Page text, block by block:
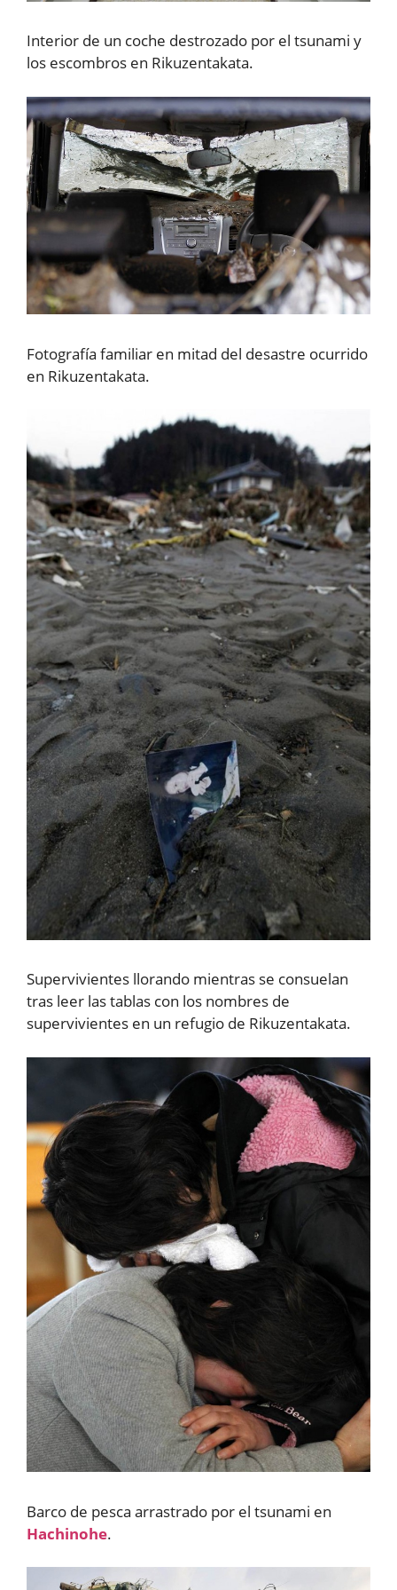
Interior de un coche destrozado por el tsunami y
los escombros en Rikuzentakata.
Fotografía familiar en mitad del desastre ocurrido
en Rikuzentakata.
Supervivientes llorando mientras se consuelan
tras leer las tablas con los nombres de
supervivientes en un refugio de Rikuzentakata.
Barco de pesca arrastrado por el tsunami en
Hachinohe.